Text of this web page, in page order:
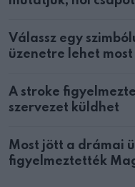
Válassz egy
üzenetre lehet
A stroke
szervezet küldhet
Most jött a drámai
figyelmeztették